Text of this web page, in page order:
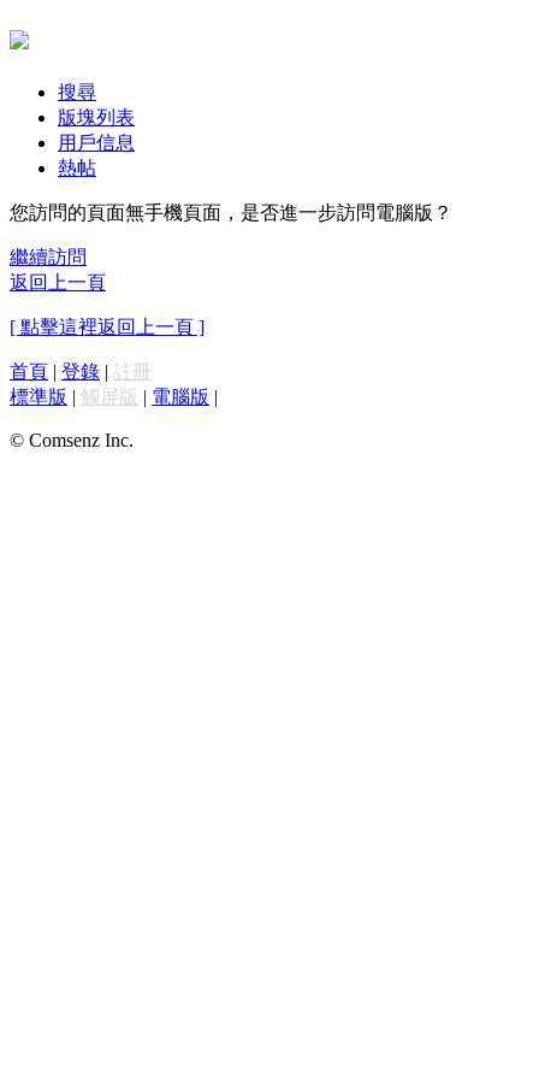
搜尋
版塊列表
用戶信息
熱帖
您訪問的頁面無手機頁面，是否進一步訪問電腦版？
繼續訪問
返回上一頁
[ 點擊這裡返回上一頁 ]
首頁 | 登錄 | 註冊
標準版 | 觸屏版 | 電腦版 |
© Comsenz Inc.